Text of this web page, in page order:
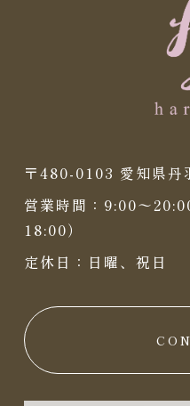
〒480-0103 愛知県丹
営業時間：9:00〜
18:00）
定休日：日曜、祝日